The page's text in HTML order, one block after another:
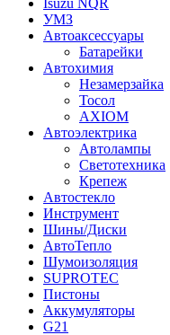
УМЗ
Автоаксессуары
Батарейки
Автохимия
Незамерзайка
Тосол
AXIOM
Автоэлектрика
Автолампы
Светотехника
Крепеж
Автостекло
Инструмент
Шины/Диски
АвтоТепло
Шумоизоляция
SUPROTEC
Пистоны
Аккумуляторы
G21